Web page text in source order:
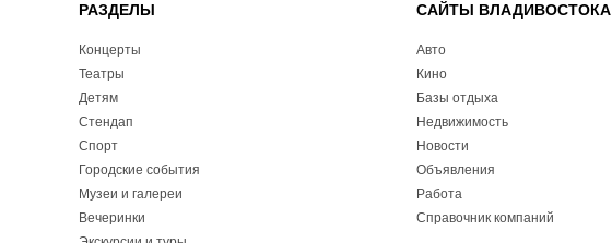
РАЗДЕЛЫ
Концерты
Театры
Детям
Стендап
Спорт
Городские события
Музеи и галереи
Вечеринки
САЙТЫ ВЛАДИВОСТОКА
Авто
Кино
Базы отдыха
Недвижимость
Новости
Объявления
Работа
Справочник компаний